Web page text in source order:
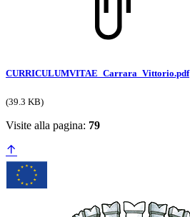
CURRICULUMVITAE_Carrara_Vittorio.pdf
(39.3 KB)
Visite alla pagina: 79